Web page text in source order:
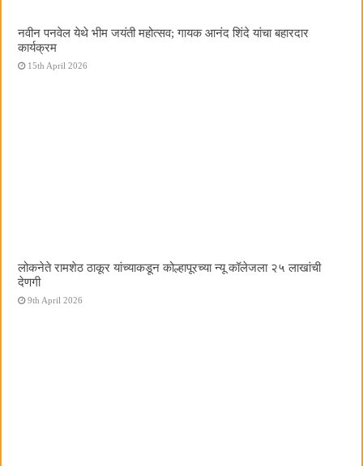
नवीन पनवेल येथे भीम जयंती महोत्सव; गायक आनंद शिंदे यांचा बहारदार
कार्यक्रम
15th April 2026
लोकनेते रामशेठ ठाकूर यांच्याकडून कोल्हापूरच्या न्यू कॉलेजला २५ लाखांची
देणगी
9th April 2026